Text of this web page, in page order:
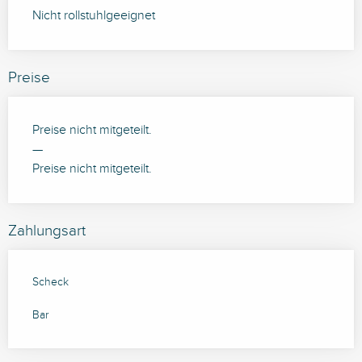
Nicht rollstuhlgeeignet
Preise
Preise nicht mitgeteilt.
—
Preise nicht mitgeteilt.
Zahlungsart
Scheck
Bar